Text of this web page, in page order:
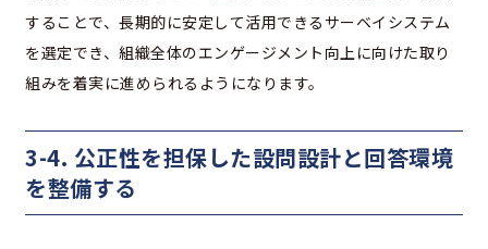
することで、長期的に安定して活用できるサーベイシステム
を選定でき、組織全体のエンゲージメント向上に向けた取り
組みを着実に進められるようになります。
3-4. 公正性を担保した設問設計と回答環境
を整備する